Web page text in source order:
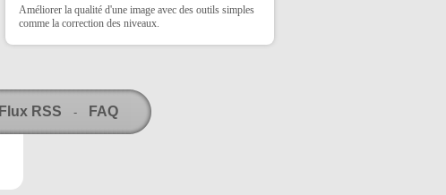
Améliorer la qualité d'une image avec des outils simples
comme la correction des niveaux.
Flux RSS - FAQ